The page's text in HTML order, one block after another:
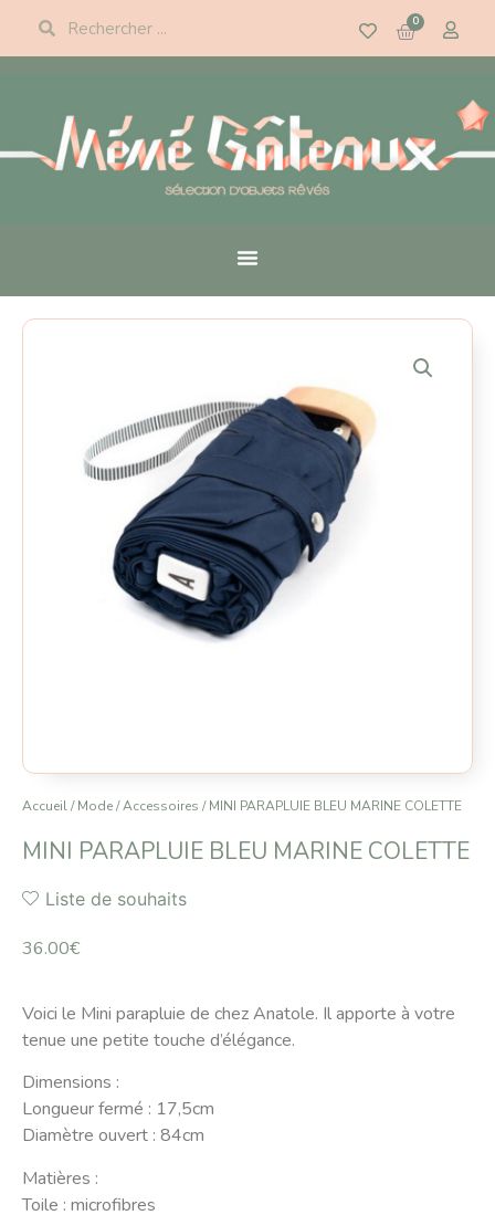
0
Accueil/Mode/Accessoires / MINI PARAPLUIE BLEU MARINE COLETTE
MINI PARAPLUIE BLEU MARINE COLETTE
Liste de souhaits
36.00€
Voici le Mini parapluie de chez Anatole. Il apporte à votre
tenue une petite touche d’élégance.
Dimensions :
Longueur fermé : 17,5cm
Diamètre ouvert : 84cm
Matières :
Toile : microfibres